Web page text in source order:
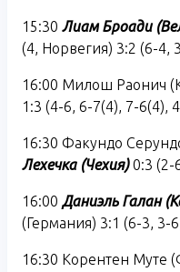
15:30 Лиам Броади
(4, Норвегия) 3:2 (6-4,
16:00 Милош Раонич
1:3 (4-6, 6-7(4), 7-6(4),
16:30 Факундо
Лехечка (Чехия)0:3 (2-
16:00 Даниэль Галан
(Германия) 3:1 (6-3, 3-
16:30 Корентен Муте